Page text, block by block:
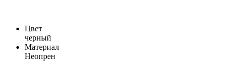
Цвет
черный
Материал
Неопрен